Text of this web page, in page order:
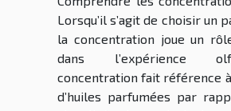
Lorsqu’il s’agit de choisir un
la concentration joue un
dans l’expérience
concentration fait référence
d’huiles parfumées par